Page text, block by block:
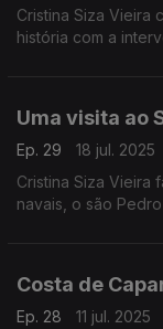
Cristina Siza Vieira
história com a
Uma visita ao
Ep. 29
18 jul. 2025
Cristina Siza Vieira
navais, o são
Costa de
Ep. 28
11 jul. 2025